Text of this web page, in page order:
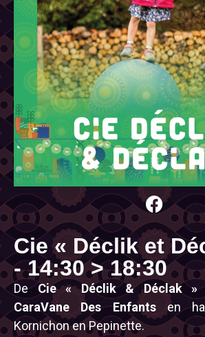
Cie « Déclik et
- 14:30 > 18:30
DeCie « Déclik & Déclak »
CaraVane Des Enfantsen
Kornichon en Pepinette.